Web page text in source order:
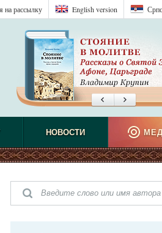
English version
на рассылку
НОВОСТИ